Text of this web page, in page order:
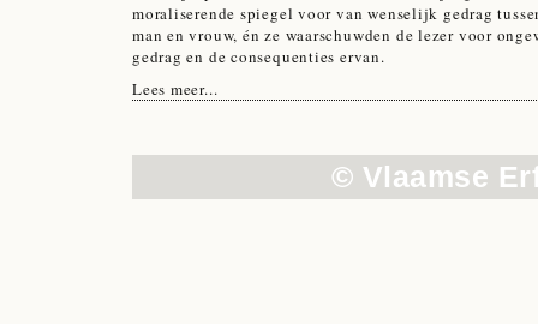
moraliserende spiegel voor van wenselijk gedrag
man en vrouw, én ze waarschuwden de lezer voor
gedrag en de consequenties ervan.
Lees meer...
© Vlaamse